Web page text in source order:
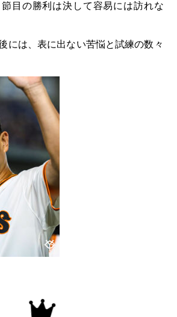
目の勝利は決して容易には訪れな
には、表に出ない苦悩と試練の数々